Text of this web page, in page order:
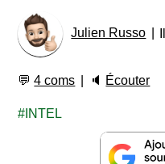
Julien Russo
💬4 coms 🔈 Écouter
INTEL